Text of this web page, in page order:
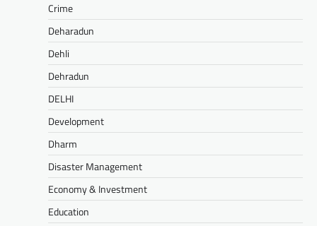
Crime
Deharadun
Dehli
Dehradun
DELHI
Development
Dharm
Disaster Management
Economy & Investment
Education